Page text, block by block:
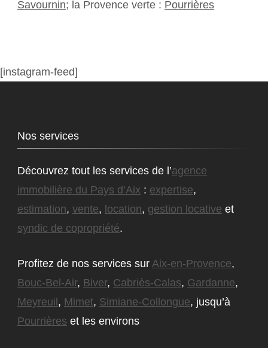
Savournin; la Provence verte : Pourrières
[instagram-feed]
Nos services
Découvrez tout les services de l’agence
immobilière du Pays d’Aix : expertise,
estimation, vente, location, gestion locative et
syndic de copropriété.
Profitez de nos services sur Aix-en-Provence,
Bouc-Bel-Air, Biver, Cabriès-Calas, Gardanne,
Meyreuil , Mimet, Simiane-Collongue, jusqu’à
Pourrières et les environs